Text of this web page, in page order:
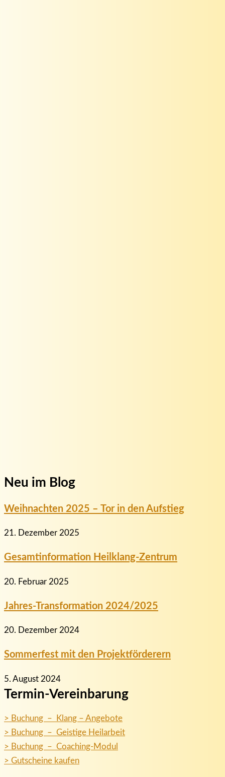
Neu im Blog
Weihnachten 2025 – Tor in den Aufstieg
21. Dezember 2025
Gesamtinformation Heilklang-Zentrum
20. Februar 2025
Jahres-Transformation 2024/2025
20. Dezember 2024
Sommerfest mit den Projektförderern
5. August 2024
Termin-Vereinbarung
> Buchung – Klang – Angebote
> Buchung – Geistige Heilarbeit
> Buchung – Coaching-Modul
> Gutscheine kaufen